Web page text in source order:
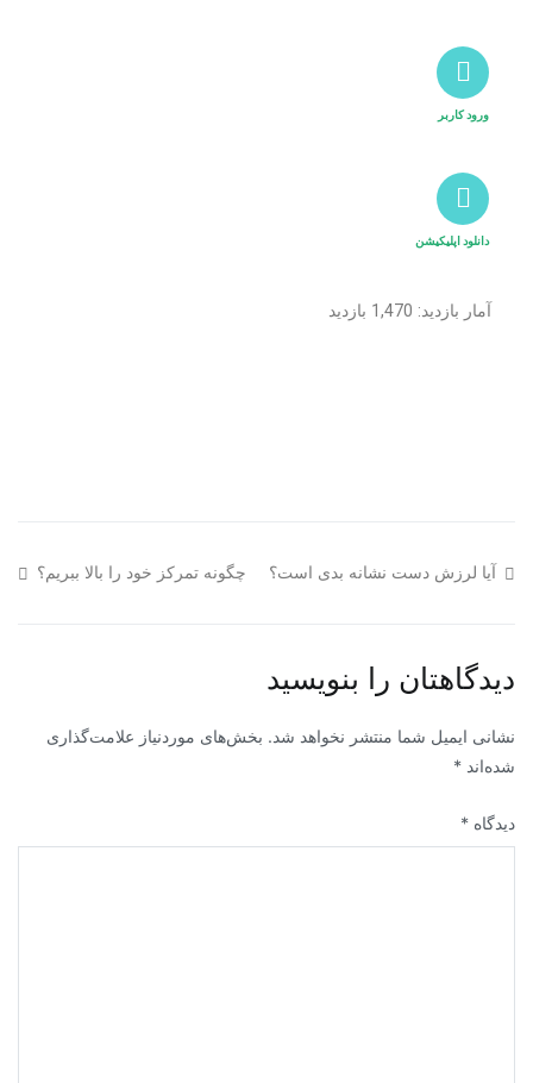
ورود کاربر
دانلود اپلیکیشن
آمار بازدید: 1,470 بازدید
آیا لرزش دست نشانه بدی است؟ چگونه تمرکز خود را بالا ببریم؟
دیدگاهتان را بنویسید
نشانی ایمیل شما منتشر نخواهد شد. بخش‌های موردنیاز علامت‌گذاری
شده‌اند *
دیدگاه *